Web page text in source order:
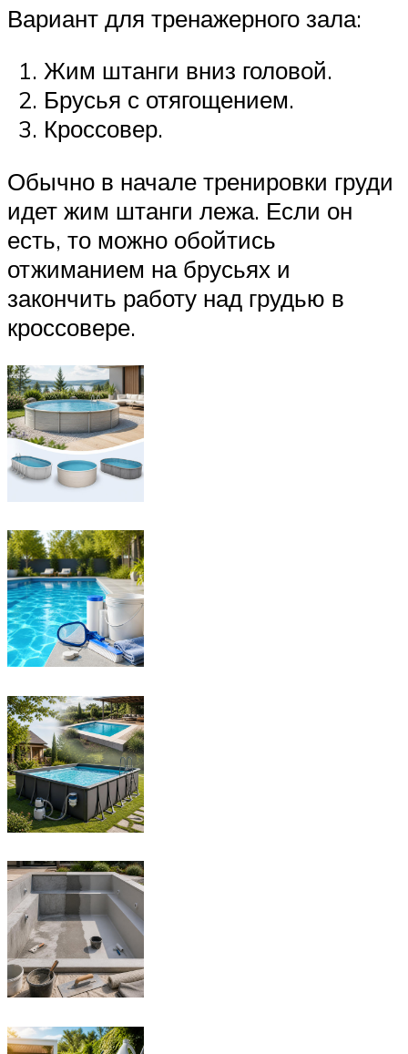
Вариант для тренажерного зала:
Жим штанги вниз головой.
Брусья с отягощением.
Кроссовер.
Обычно в начале тренировки груди
идет жим штанги лежа. Если он
есть, то можно обойтись
отжиманием на брусьях и
закончить работу над грудью в
кроссовере.